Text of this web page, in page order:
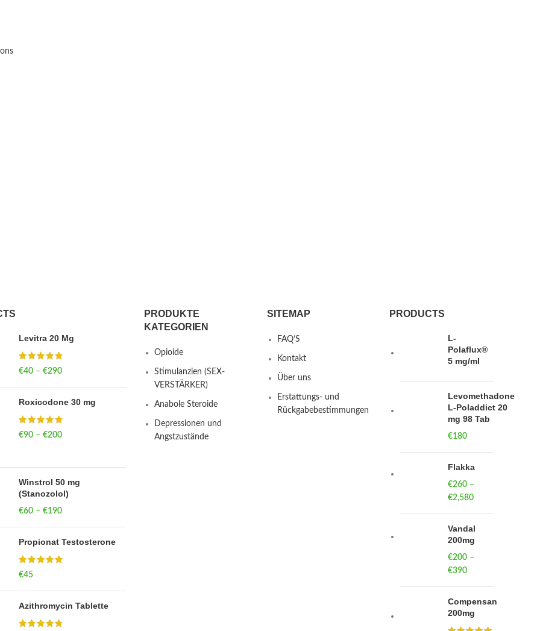
Levitra 20 Mg
€40 – €290Price range: €40
Roxicodone 30 mg
€90 – €200Price range: €90
Winstrol 50 mg
(Stanozolol)
€60 – €190Price range: €60
Propionat Testosterone
€45
Azithromycin Tablette
PRODUKTE
KATEGORIEN
Opioide
Stimulanzien (SEX-
VERSTÄRKER)
Anabole Steroide
Depressionen und
Angstzustände
SITEMAP
FAQ’S
Kontakt
Über uns
Erstattungs- und
Rückgabebestimmungen
PRODUCTS
L-
Polaflux®
5 mg/ml
Levomethadone
L-Poladdict 20
mg 98 Tab
€180
Flakka
€260 –
€2,580
€260
through
Vandal
200mg
€200 –
€390
through
Compensan
200mg